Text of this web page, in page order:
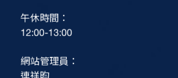
午休時間：
12:00-13:00
網站管理員：